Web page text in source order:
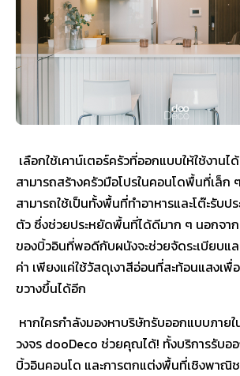
เลือกใช้เคาน์เตอร์ครัวที่ออกแบบให้ใช้งาน
สามารถสร้างครัวมือโปรในคอนโดพื้นที่เล็ก
สามารถใช้เป็นทั้งพื้นที่ทำอาหารและโต๊ะรับปร
ตัว ซึ่งช่วยประหยัดพื้นที่ได้ดีมาก ๆ นอกจา
ของบิ้วอินที่พอดีกับผนังจะช่วยจัดระเบียบแ
ค่า เพียงแค่ใช้วัสดุเงาสีอ่อนที่สะท้อนแสงเพื่
ขวางขึ้นได้อีก
หากใครกำลังมองหาบริษัทรับออกแบบภาย
วงจร dooDeco ช่วยคุณได้! ทั้งบริการรับอ
บิ้วอินคอนโด และการตกแต่งพื้นที่เชิงพาณิ